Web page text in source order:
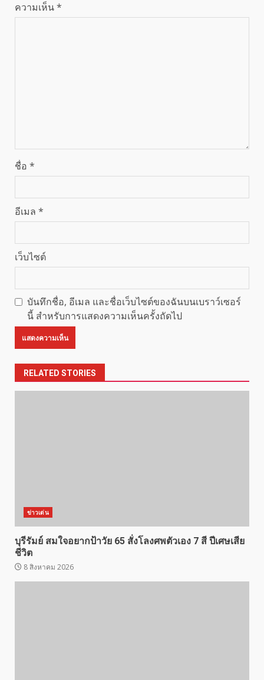
ความเห็น*
ชื่อ *
อีเมล *
เว็บไซต์
บันทึกชื่อ, อีเมล และชื่อเว็บไซต์ของฉันบนเบราว์เซอร์
นี้ สำหรับการแสดงความเห็นครั้งถัดไป
RELATED STORIES
ข่าวเด่น
บุรีรัมย์ สมใจอยากป้าวัย 65 สั่งโลงศพตัวเอง 7 สี ปีเศษเสีย
ชีวิต
8 สิงหาคม 2026